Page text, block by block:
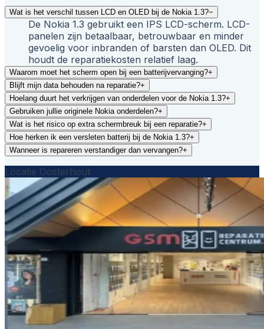
Wat is het verschil tussen LCD en OLED bij de Nokia 1.3?−
De Nokia 1.3 gebruikt een IPS LCD-scherm. LCD-
panelen zijn betaalbaar, betrouwbaar en minder
gevoelig voor inbranden of barsten dan OLED. Dit
houdt de reparatiekosten relatief laag.
Waarom moet het scherm open bij een batterijvervanging?+
Blijft mijn data behouden na reparatie?+
Hoelang duurt het verkrijgen van onderdelen voor de Nokia 1.3?+
Gebruiken jullie originele Nokia onderdelen?+
Wat is het risico op extra schermbreuk bij een reparatie?+
Hoe herken ik een versleten batterij bij de Nokia 1.3?+
Wanneer is repareren verstandiger dan vervangen?+
Locatie Oosterhout